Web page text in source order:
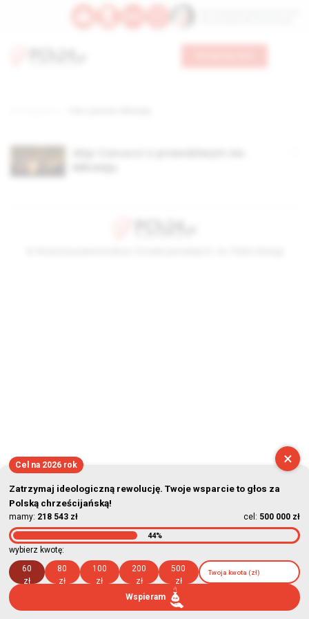
×
Cel na 2026 rok
Zatrzymaj ideologiczną rewolucję. Twoje wsparcie to głos za
Polską chrześcijańską!
mamy: 218 543 zł cel: 500 000 zł
44%
wybierz kwotę:
60
zł
80
zł
100
zł
200
zł
500
zł
Wspieram